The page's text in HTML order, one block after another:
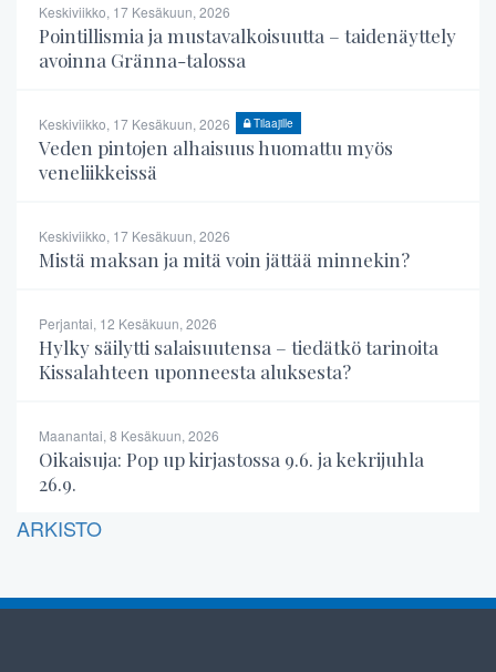
Keskiviikko, 17 Kesäkuun, 2026
Pointillismia ja mustavalkoisuutta – taidenäyttely
avoinna Gränna-talossa
Keskiviikko, 17 Kesäkuun, 2026 Tilaajille
Veden pintojen alhaisuus huomattu myös
veneliikkeissä
Keskiviikko, 17 Kesäkuun, 2026
Mistä maksan ja mitä voin jättää minnekin?
Perjantai, 12 Kesäkuun, 2026
Hylky säilytti salaisuutensa – tiedätkö tarinoita
Kissalahteen uponneesta aluksesta?
Maanantai, 8 Kesäkuun, 2026
Oikaisuja: Pop up kirjastossa 9.6. ja kekrijuhla
26.9.
ARKISTO